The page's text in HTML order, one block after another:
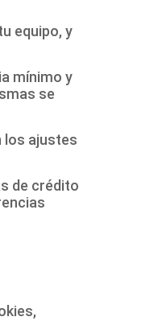
equipo, y
mínimo y
se
los ajustes
de crédito